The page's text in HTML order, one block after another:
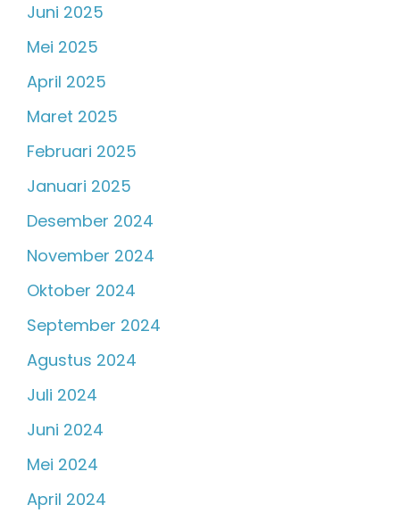
Juni 2025
Mei 2025
April 2025
Maret 2025
Februari 2025
Januari 2025
Desember 2024
November 2024
Oktober 2024
September 2024
Agustus 2024
Juli 2024
Juni 2024
Mei 2024
April 2024